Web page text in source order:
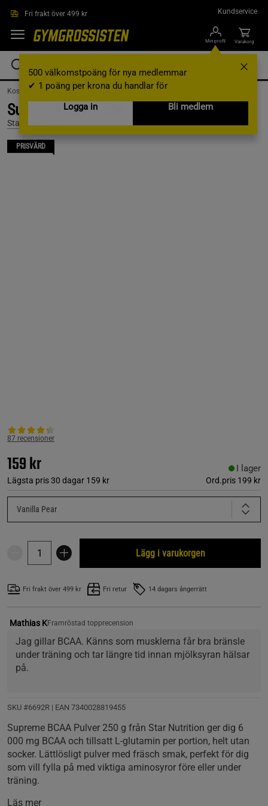
Fri frakt över 499 kr Kundservice
Min profil
500 välkomstpoäng för nya medlemmar
✔ 1 poäng per krona du handlar för
Logga in
Bli medlem
Varukorg
Kosttillskott /Aminosyror /BCAA
Supreme BCAA 250 g, Vanilla Pear
Star Nutrition
PRISVÄRD
87 recensioner
159 kr
Lägsta pris 30 dagar 159 kr Ord.pris 199 kr
I lager
Vanilla Pear
Lägg i varukorgen
Fri frakt över 499 kr Fri retur 14 dagars ångerrätt
Mathias KFramröstad topprecension
Jag gillar BCAA. Känns som musklerna får bra bränsle
under träning och tar längre tid innan mjölksyran hälsar
på.
SKU #6692R | EAN 7340028819455
Supreme BCAA Pulver 250 g från Star Nutrition ger dig 6
000 mg BCAA och tillsatt L-glutamin per portion, helt utan
socker. Lättlösligt pulver med fräsch smak, perfekt för dig
som vill fylla på med viktiga aminosyror före eller under
träning.
Läs mer